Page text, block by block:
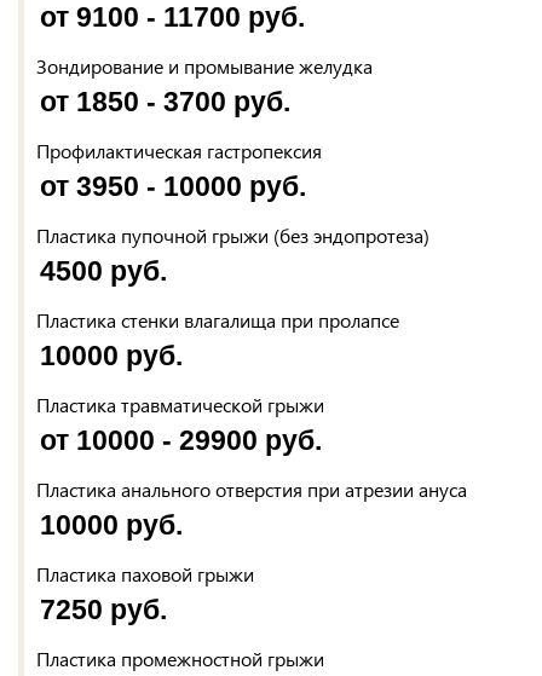
от 9100 - 11700 руб.
Зондирование и промывание желудка
от 1850 - 3700 руб.
Профилактическая гастропексия
от 3950 - 10000 руб.
Пластика пупочной грыжи (без эндопротеза)
4500 руб.
Пластика стенки влагалища при пролапсе
10000 руб.
Пластика травматической грыжи
от 10000 - 29900 руб.
Пластика анального отверстия при атрезии ануса
10000 руб.
Пластика паховой грыжи
7250 руб.
Пластика промежностной грыжи